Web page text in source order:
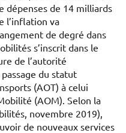
dépenses de 14 milliards
l’inflation va
de degré dans
s’inscrit dans le
de l’autorité
du statut
(AOT) à celui
(AOM). Selon la
novembre 2019),
de nouveaux services